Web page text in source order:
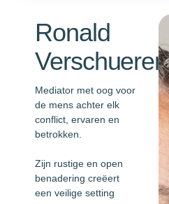
Ronald
Verschueren
Mediator met oog voor
de mens achter elk
conflict, ervaren en
betrokken.
Zijn rustige en open
benadering creëert
een veilige setting